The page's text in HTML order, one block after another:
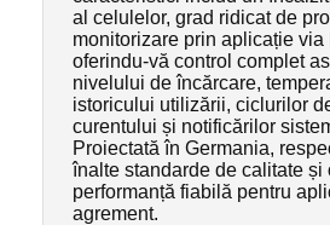
al celulelor, grad ridicat de
monitorizare prin aplicație via
oferindu-vă control complet
nivelului de încărcare,
istoricului utilizării, ciclurilor
curentului și notificărilor
Proiectată în Germania,
înalte standarde de calitate și
performanță fiabilă pentru
agrement.